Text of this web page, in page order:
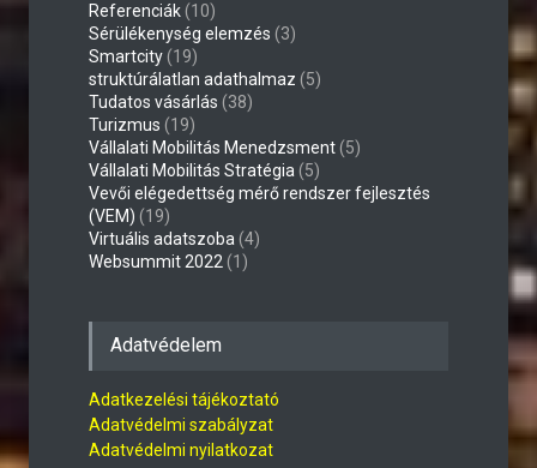
Referenciák(10)
Sérülékenység elemzés (3)
Smartcity(19)
struktúrálatlan adathalmaz (5)
Tudatos vásárlás (38)
Turizmus (19)
Vállalati Mobilitás Menedzsment(5)
Vállalati Mobilitás Stratégia (5)
Vevői elégedettség mérő rendszer fejlesztés
(VEM) (19)
Virtuális adatszoba (4)
Websummit 2022 (1)
Adatvédelem
Adatkezelési tájékoztató
Adatvédelmi szabályzat
Adatvédelmi nyilatkozat